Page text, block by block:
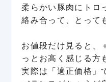
柔らかい豚肉にトロ
絡み合って、とって
お値段だけ見ると、
っとお高く感じる方
実際は「適正価格」